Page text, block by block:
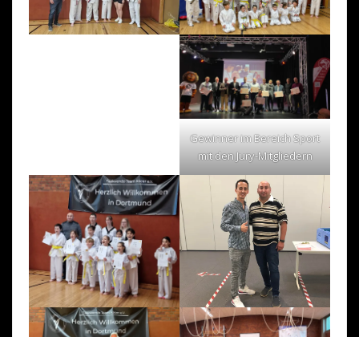
Gewinner im Bereich Sport
mit den Jury-Mitgliedern